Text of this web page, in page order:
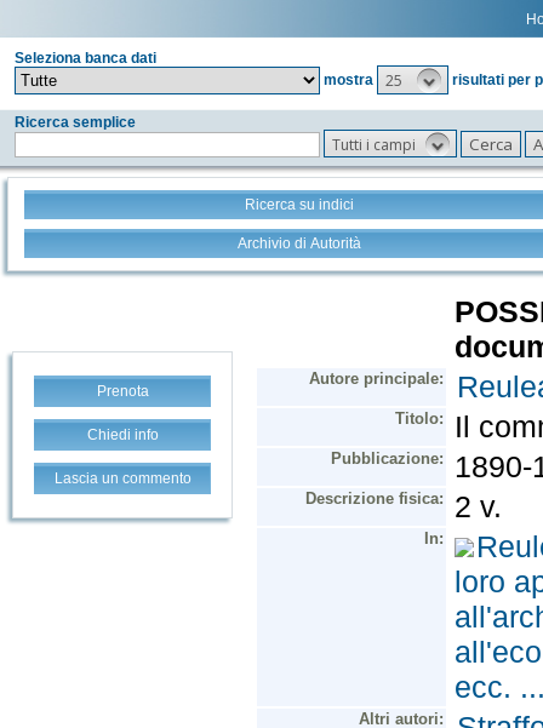
Seleziona banca dati
mostra
25 risultati per
Ricerca semplice
Tutti i campi
Ricerca su indici
Archivio di Autorità
Prenota
Chiedi info
Lascia un commento